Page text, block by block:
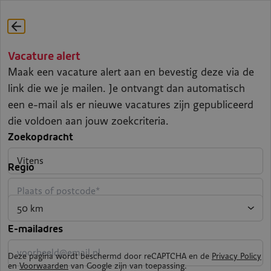
Alle vacatures
Welke baan zoek jij?
SearchRadius
3 vacatures gevonden
Vacature alert
Maak een vacature alert aan en bevestig deze via de
link die we je mailen. Je ontvangt dan automatisch
een e-mail als er nieuwe vacatures zijn gepubliceerd
die voldoen aan jouw zoekcriteria.
Zoekopdracht
Regio
E-mailadres
Deze pagina wordt beschermd door reCAPTCHA en de Privacy Policy
en Voorwaarden van Google zijn van toepassing.